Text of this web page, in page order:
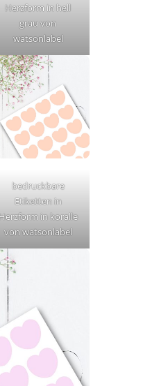
Herzform in hell
grau von
watsonlabel
bedruckbare
Etiketten in
in koralle
von watsonlabel